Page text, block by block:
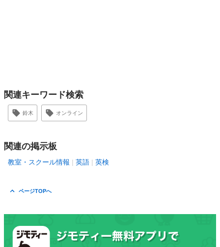
関連キーワード検索
鈴木 オンライン
関連の掲示板
教室・スクール情報 英語 英検
ページTOPへ